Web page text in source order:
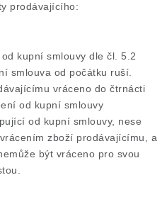
prodávajícího:
kupní smlouvy dle čl. 5.2
smlouva od počátku ruší.
vráceno do čtrnácti
od kupní smlouvy
od kupní smlouvy, nese
zboží prodávajícímu, a
být vráceno pro svou